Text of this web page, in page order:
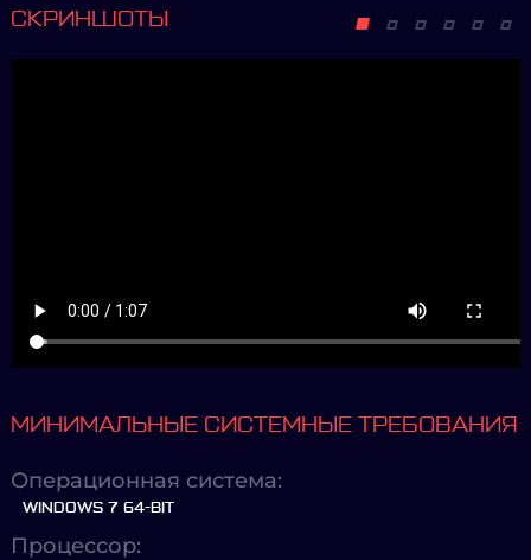
СКРИНШОТЫ
МИНИМАЛЬНЫЕ СИСТЕМНЫЕ ТРЕБОВАНИЯ
Операционная система:
WINDOWS 7 64-BIT
Процессор: